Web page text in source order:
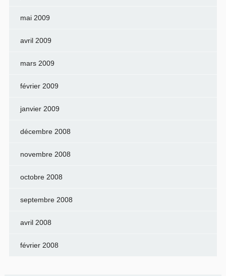
mai 2009
avril 2009
mars 2009
février 2009
janvier 2009
décembre 2008
novembre 2008
octobre 2008
septembre 2008
avril 2008
février 2008